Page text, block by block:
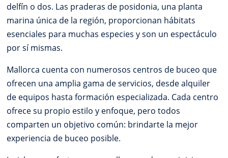
delfín o dos. Las praderas de posidonia, una planta
marina única de la región, proporcionan hábitats
esenciales para muchas especies y son un espectáculo
por sí mismas.
Mallorca cuenta con numerosos centros de buceo que
ofrecen una amplia gama de servicios, desde alquiler
de equipos hasta formación especializada. Cada centro
ofrece su propio estilo y enfoque, pero todos
comparten un objetivo común: brindarte la mejor
experiencia de buceo posible.